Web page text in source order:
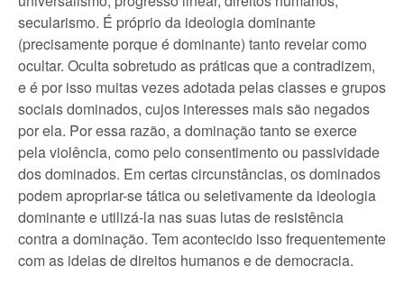
secularismo. É próprio da ideologia dominante
(precisamente porque é dominante) tanto revelar como
ocultar. Oculta sobretudo as práticas que a contradizem,
e é por isso muitas vezes adotada pelas classes e grupos
sociais dominados, cujos interesses mais são negados
por ela. Por essa razão, a dominação tanto se exerce
pela violência, como pelo consentimento ou passividade
dos dominados. Em certas circunstâncias, os dominados
podem apropriar-se tática ou seletivamente da ideologia
dominante e utilizá-la nas suas lutas de resistência
contra a dominação. Tem acontecido isso frequentemente
com as ideias de direitos humanos e de democracia.